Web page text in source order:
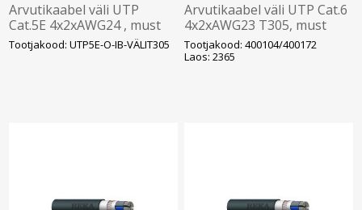
Arvutikaabel väli UTP
Cat.5E 4x2xAWG24 , must
T305
Tootjakood: UTP5E-O-IB-VÄLIT305
Arvutikaabel väli UTP Cat.6
4x2xAWG23 T305, must
(400104/400172)
Tootjakood: 400104/400172
Laos: 2365